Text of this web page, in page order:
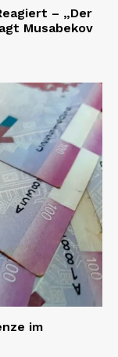
– „Der
Musabekov
im